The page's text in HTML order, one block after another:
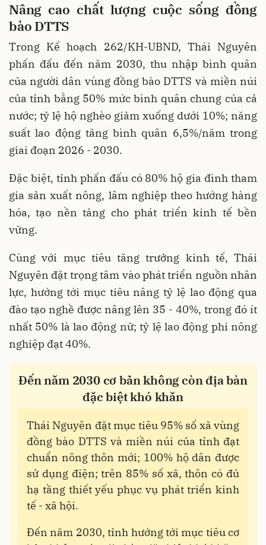
Nâng cao chất lượng cuộc sống đồng
bào DTTS
Trong Kế hoạch 262/KH-UBND, Thái Nguyên
phấn đấu đến năm 2030, thu nhập bình quân
của người dân vùng đồng bào DTTS và miền núi
của tỉnh bằng 50% mức bình quân chung của cả
nước; tỷ lệ hộ nghèo giảm xuống dưới 10%; năng
suất lao động tăng bình quân 6,5%/năm trong
giai đoạn 2026 - 2030.
Đặc biệt, tỉnh phấn đấu có 80% hộ gia đình tham
gia sản xuất nông, lâm nghiệp theo hướng hàng
hóa, tạo nền tảng cho phát triển kinh tế bền
vững.
Cùng với mục tiêu tăng trưởng kinh tế, Thái
Nguyên đặt trọng tâm vào phát triển nguồn nhân
lực, hướng tới mục tiêu nâng tỷ lệ lao động qua
đào tạo nghề được nâng lên 35 - 40%, trong đó ít
nhất 50% là lao động nữ; tỷ lệ lao động phi nông
nghiệp đạt 40%.
Đến năm 2030 cơ bản không còn địa bàn
đặc biệt khó khăn
Thái Nguyên đặt mục tiêu 95% số xã vùng
đồng bào DTTS và miền núi của tỉnh đạt
chuẩn nông thôn mới; 100% hộ dân được
sử dụng điện; trên 85% số xã, thôn có đủ
hạ tầng thiết yếu phục vụ phát triển kinh
tế - xã hội.
Đến năm 2030, tỉnh hướng tới mục tiêu cơ